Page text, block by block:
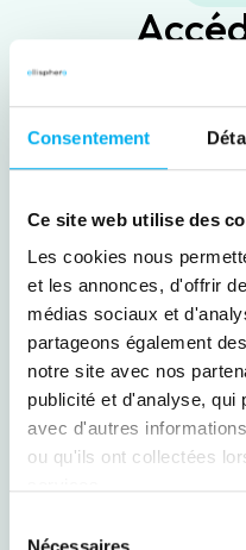
Consentement
Ce site web utilise des
Les cookies nous
et les annonces, d'offrir
médias sociaux et
partageons également
notre site avec nos
publicité et d'analyse, qui
avec d'autres
ou qu'ils ont collectées
Nécessaires
et
sur les
Des datas riches
Marketing &
Risk